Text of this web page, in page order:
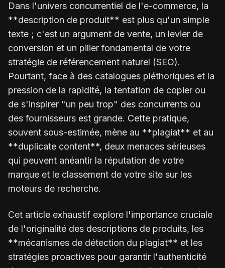
Dans l'univers concurrentiel de l'e-commerce, la
**description de produit** est plus qu'un simple
texte ; c'est un argument de vente, un levier de
conversion et un pilier fondamental de votre
stratégie de référencement naturel (SEO).
Pourtant, face à des catalogues pléthoriques et la
pression de la rapidité, la tentation de copier ou
de s'inspirer "un peu trop" des concurrents ou
des fournisseurs est grande. Cette pratique,
souvent sous-estimée, mène au **plagiat** et au
**duplicate content**, deux menaces sérieuses
qui peuvent anéantir la réputation de votre
marque et le classement de votre site sur les
moteurs de recherche.
Cet article exhaustif explore l'importance cruciale
de l'originalité des descriptions de produits, les
**mécanismes de détection du plagiat** et les
stratégies proactives pour garantir l'authenticité